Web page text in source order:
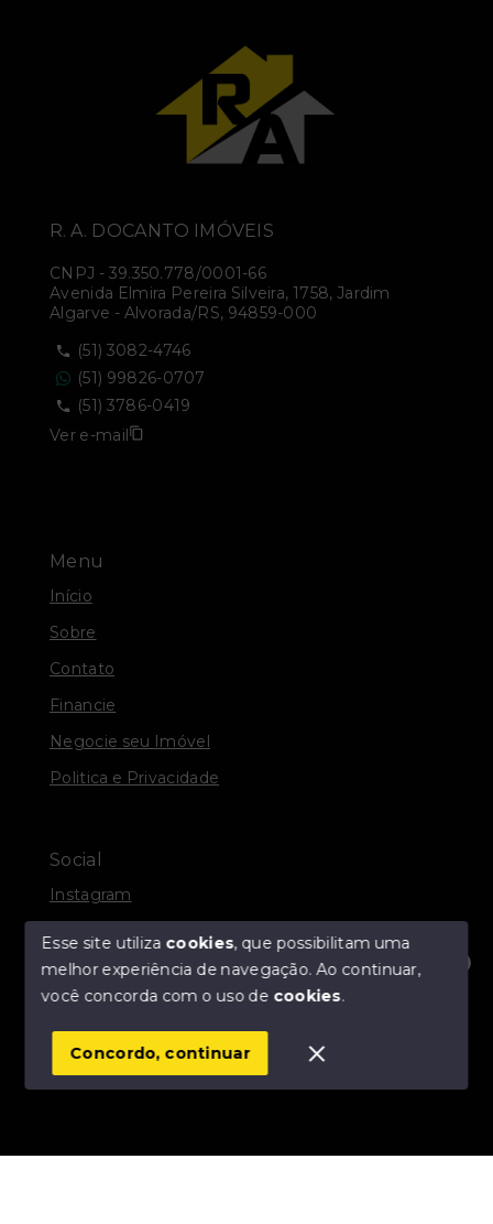
Olá! Estamos disponíveis para te ajudar.
Menu
Início
Sobre
Contato
Financie
Negocie seu Imóvel
Politica e Privacidade
Social
Instagram
SITE PARA IMOBILIARIA
R. A. DOCANTO IMÓVEIS
CNPJ - 39.350.778/0001-66
Avenida Elmira Pereira Silveira, 1758, Jardim
Algarve - Alvorada/RS, 94859-000
(51) 3082-4746
(51) 99826-0707
(51) 3786-0419
Ver e-mail
Esse site utiliza cookies, que possibilitam uma
melhor experiência de navegação.Ao continuar,
você concorda com o uso de cookies.
Concordo, continuar